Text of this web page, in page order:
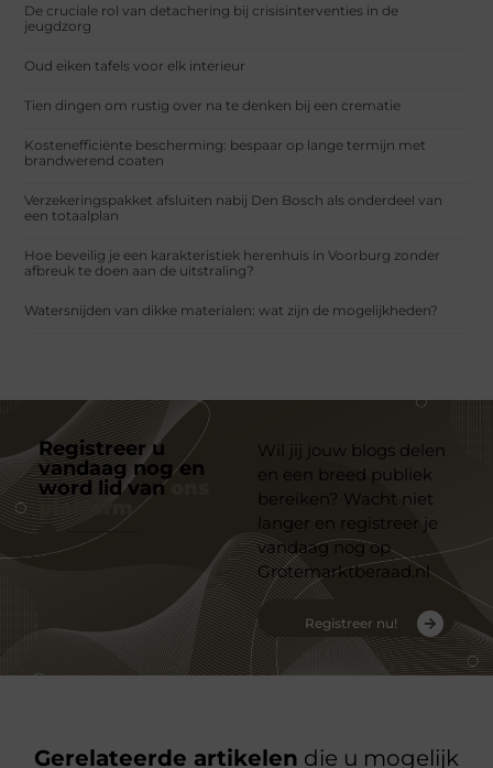
De cruciale rol van detachering bij crisisinterventies in de
jeugdzorg
Oud eiken tafels voor elk interieur
Tien dingen om rustig over na te denken bij een crematie
Kostenefficiënte bescherming: bespaar op lange termijn met
brandwerend coaten
Verzekeringspakket afsluiten nabij Den Bosch als onderdeel van
een totaalplan
Hoe beveilig je een karakteristiek herenhuis in Voorburg zonder
afbreuk te doen aan de uitstraling?
Watersnijden van dikke materialen: wat zijn de mogelijkheden?
Registreer u
vandaag nog en
word lid van
platform
Wil jij jouw blogs delen
en een breed publiek
bereiken? Wacht niet
langer en registreer je
vandaag nog op
Grotemarktberaad.nl
Registreer nu!
Gerelateerde artikelen die u mogelijk